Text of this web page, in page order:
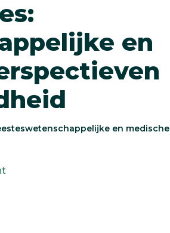
en
en medische